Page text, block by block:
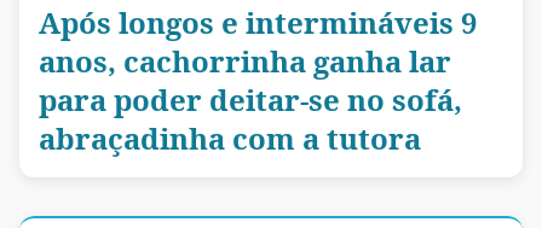
Após longos e intermináveis 9
anos, cachorrinha ganha lar
para poder deitar-se no sofá,
abraçadinha com a tutora